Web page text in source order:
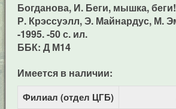
Богданова, И. Беги, мышка,
Р. Крэссуэлл, Э. Майнардус, М.
-1995. -50 с. ил.
ББК: Д М14
Имеется в наличии:
Филиал (отдел ЦГБ)